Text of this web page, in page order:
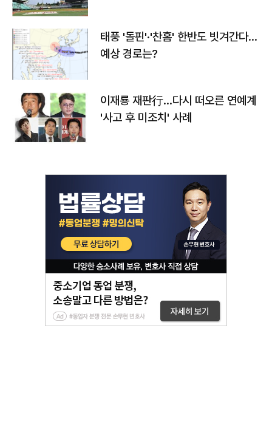
태풍 '돌핀'·'찬홈' 한반도 빗겨간다…
예상 경로는?
이재룡 재판行…다시 떠오른 연예계
'사고 후 미조치' 사례